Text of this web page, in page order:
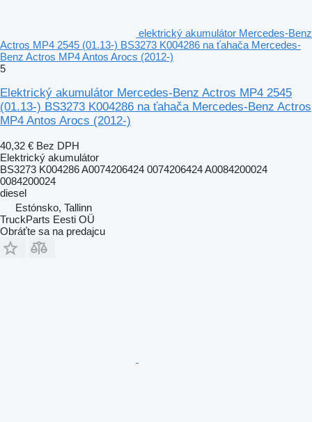
elektrický akumulátor Mercedes-Benz
Actros MP4 2545 (01.13-) BS3273 K004286 na ťahača Mercedes-
Benz Actros MP4 Antos Arocs (2012-)
5
Elektrický akumulátor Mercedes-Benz Actros MP4 2545
(01.13-) BS3273 K004286 na ťahača Mercedes-Benz Actros
MP4 Antos Arocs (2012-)
40,32 € Bez DPH
Elektrický akumulátor
BS3273 K004286 A0074206424 0074206424 A0084200024
0084200024
diesel
Estónsko, Tallinn
TruckParts Eesti OÜ
Obráťte sa na predajcu